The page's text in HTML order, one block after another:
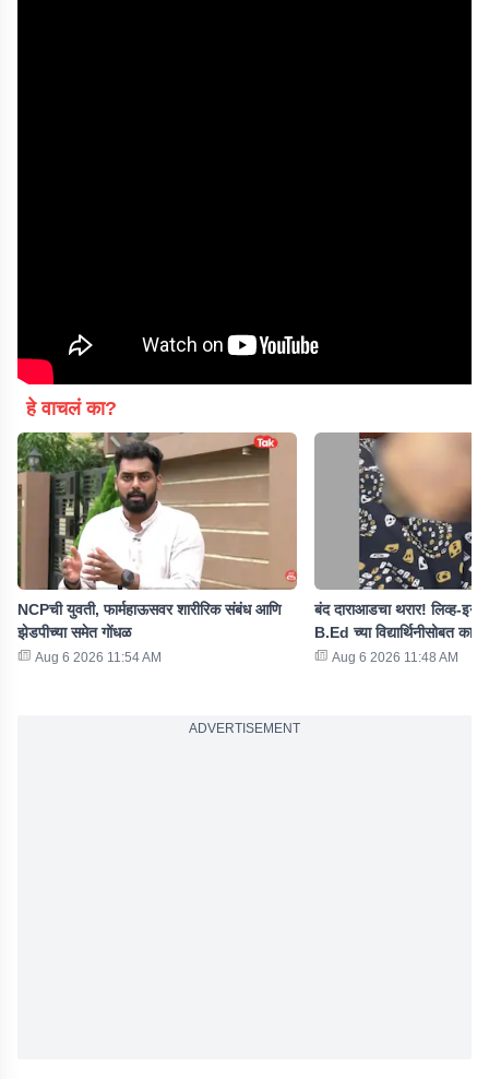
हे वाचलं का?
NCPची युवती, फार्महाऊसवर शारीरिक संबंध आणि
झेडपीच्या समेत गोंधळ
Aug 6 2026 11:54 AM
बंद दाराआडचा थरार! लिव्ह-इन
B.Ed च्या विद्यार्थिनीसोबत
Aug 6 2026 11:48 AM
ADVERTISEMENT